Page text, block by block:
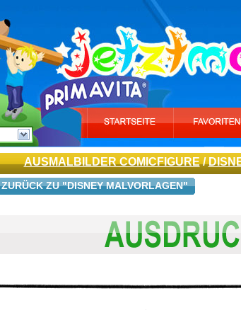
AUSMALBILDER COMICFIGURE/
ZURÜCK ZU "DISNEY MALVORLAGEN"